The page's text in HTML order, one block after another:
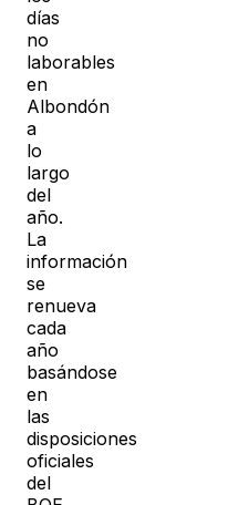
días
no
laborables
en
Albondón
a
lo
largo
del
año.
La
información
se
renueva
cada
año
basándose
en
las
disposiciones
oficiales
del